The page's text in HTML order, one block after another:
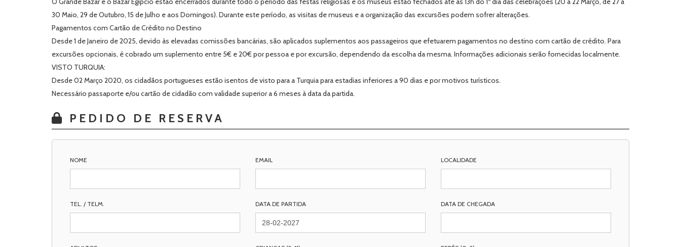
30 Maio, 29 de Outubro, 15 de Julho e aos Domingos). Durante este período, as visitas de museus e a organização das excursões podem sofrer alterações.
Pagamentos com Cartão de Crédito no Destino
Desde 1 de Janeiro de 2025, devido às elevadas comissões bancárias, são aplicados suplementos aos passageiros que efetuarem pagamentos no destino com cartão de crédito. Para
excursões opcionais, é cobrado um suplemento entre 5€ e 20€ por pessoa e por excursão, dependendo da escolha da mesma. Informações adicionais serão fornecidas localmente.
VISTO TURQUIA:
Desde 02 Março 2020, os cidadãos portugueses estão isentos de visto para a Turquia para estadias inferiores a 90 dias e por motivos turísticos.
Necessário passaporte e/ou cartão de cidadão com validade superior a 6 meses à data da partida.
PEDIDO DE RESERVA
NOME EMAIL LOCALIDADE
TEL. / TELM. DATA DE PARTIDA DATA DE CHEGADA